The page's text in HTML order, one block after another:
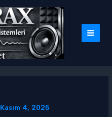
Kasım 4, 2025